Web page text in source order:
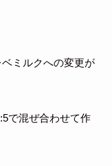
ミルクへの変更が
で混ぜ合わせて作